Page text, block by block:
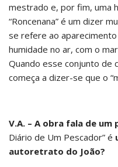
mestrado e, por fim, uma
“Roncenana” é um dizer
se refere ao
humidade no ar, com o
Quando esse conjunto de
começa a dizer-se que o
V.A. – A obra fala de um
Diário de Um Pescador” é
autoretrato do João?